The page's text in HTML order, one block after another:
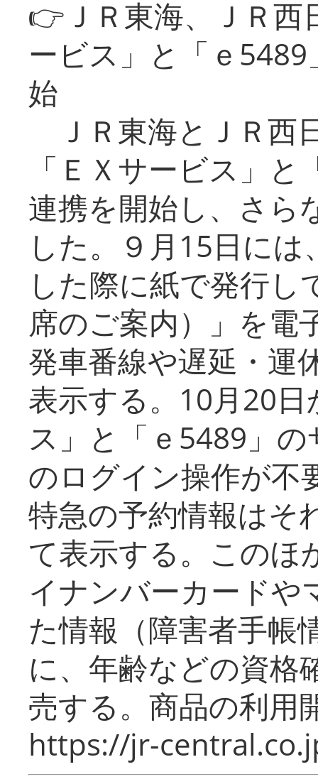
👉ＪＲ東海、ＪＲ
ービス」と「ｅ
始
ＪＲ東海とＪＲ西
「ＥＸサービス」
連携を開始し、さら
した。９月15日に
した際に紙で発行し
席のご案内）」を電
発車番線や遅延・運
表示する。10月20
ス」と「ｅ5489」
のログイン操作が不
特急の予約情報はそ
て表示する。このほ
イナンバーカードや
た情報（障害者手帳
に、年齢などの資格
売する。商品の利用
https://jr-